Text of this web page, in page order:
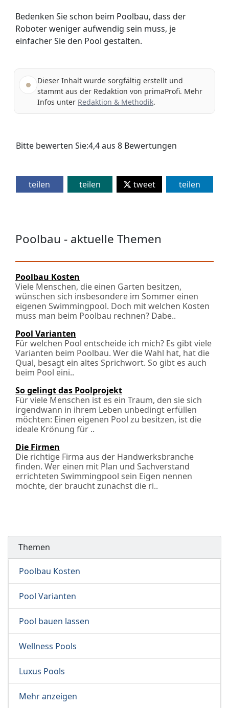
Bedenken Sie schon beim Poolbau, dass der
Roboter weniger aufwendig sein muss, je
einfacher Sie den Pool gestalten.
Dieser Inhalt wurde sorgfältig erstellt und
stammt aus der Redaktion von primaProfi. Mehr
Infos unter Redaktion & Methodik.
Bitte bewerten Sie:4,4aus 8 Bewertungen
teilen teilen tweet teilen
Poolbau - aktuelle Themen
Poolbau Kosten
Viele Menschen, die einen Garten besitzen,
wünschen sich insbesondere im Sommer einen
eigenen Swimmingpool. Doch mit welchen Kosten
muss man beim Poolbau rechnen? Dabe..
Pool Varianten
Für welchen Pool entscheide ich mich? Es gibt viele
Varianten beim Poolbau. Wer die Wahl hat, hat die
Qual, besagt ein altes Sprichwort. So gibt es auch
beim Pool eini..
So gelingt das Poolprojekt
Für viele Menschen ist es ein Traum, den sie sich
irgendwann in ihrem Leben unbedingt erfüllen
möchten: Einen eigenen Pool zu besitzen, ist die
ideale Krönung für ..
Die Firmen
Die richtige Firma aus der Handwerksbranche
finden. Wer einen mit Plan und Sachverstand
errichteten Swimmingpool sein Eigen nennen
möchte, der braucht zunächst die ri..
Themen
Poolbau Kosten
Pool Varianten
Pool bauen lassen
Wellness Pools
Luxus Pools
Mehr anzeigen